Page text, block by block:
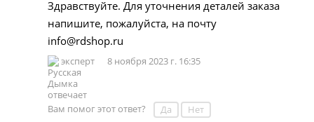
Здравствуйте. Для уточнения деталей заказа
напишите, пожалуйста, на почту
info@rdshop.ru
эксперт 8 ноября 2023 г. 16:35
Вам помог этот ответ? Да Нет